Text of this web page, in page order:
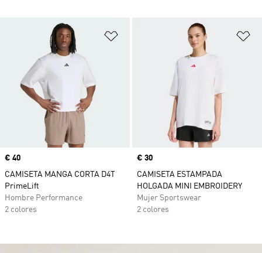
Añadir a la lista de deseos
Precio
€ 40
CAMISETA MANGA CORTA D4T
PrimeLift
Hombre Performance
2 colores
Precio
€ 30
CAMISETA ESTAMPADA
HOLGADA MINI EMBROIDERY
Mujer Sportswear
2 colores